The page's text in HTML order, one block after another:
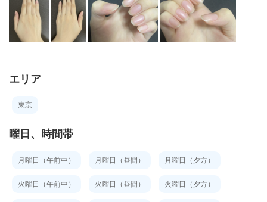
エリア
東京
曜日、時間帯
月曜日（午前中） 月曜日（昼間） 月曜日（夕方）
火曜日（午前中） 火曜日（昼間） 火曜日（夕方）